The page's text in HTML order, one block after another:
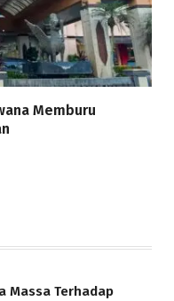
Memburu
Massa Terhadap